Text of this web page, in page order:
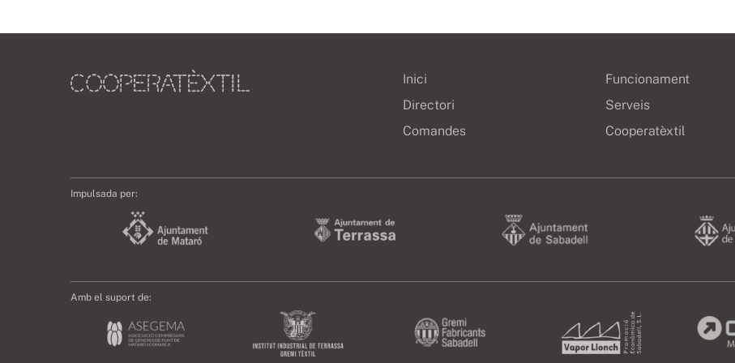
Inici
Directori
Comandes
Funcionament
Serveis
Cooperatèxtil
Impulsada per:
Amb el suport de: